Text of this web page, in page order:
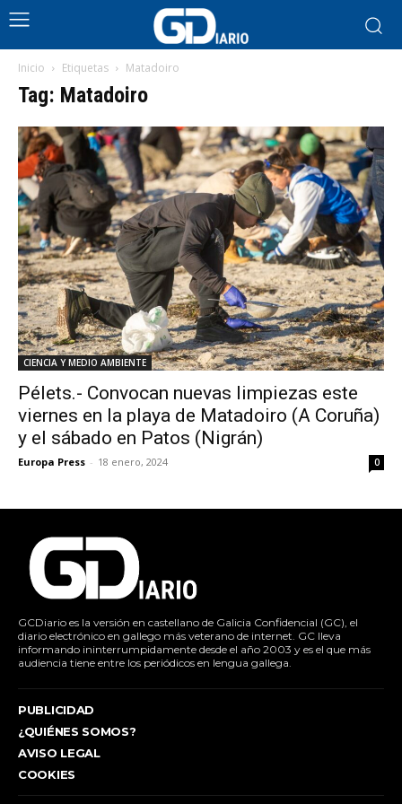
Inicio Etiquetas Matadoiro
Tag: Matadoiro
CIENCIA Y MEDIO AMBIENTE
Pélets.- Convocan nuevas limpiezas este
viernes en la playa de Matadoiro (A Coruña)
y el sábado en Patos (Nigrán)
Europa Press - 18 enero, 2024 0
GCDiario es la versión en castellano de Galicia Confidencial (GC), el
diario electrónico en gallego más veterano de internet. GC lleva
informando ininterrumpidamente desde el año 2003 y es el que más
audiencia tiene entre los periódicos en lengua gallega.
PUBLICIDAD
¿QUIÉNES SOMOS?
AVISO LEGAL
COOKIES